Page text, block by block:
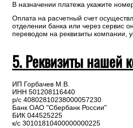
В назначении платежа укажите
Оплата на расчетный счет
отделении банка или через сервис
переводом на реквизиты компании,
5. Реквизиты нашей
ИП Горбачев М.В.
ИНН 501208116440
р/с 40802810238000057230
Банк ОАО "Сбербанк России"
БИК 044525225
к/с 30101810400000000225